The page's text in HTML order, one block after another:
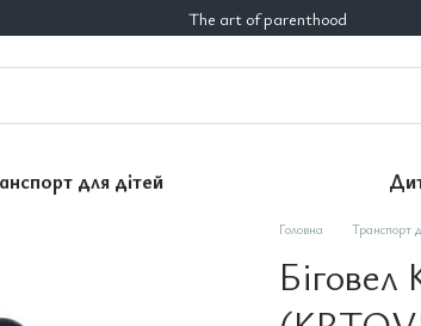
The art of parenthood
для дітей
Головна Транспорт